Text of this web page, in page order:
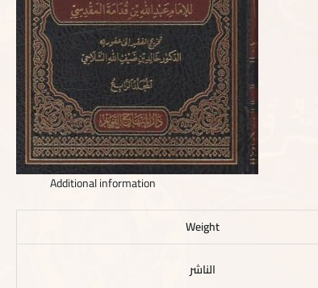
Additional information
Weight
الناشر